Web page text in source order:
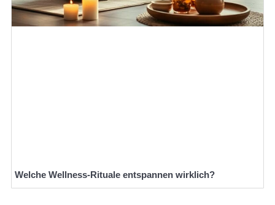
Welche Wellness-Rituale entspannen wirklich?